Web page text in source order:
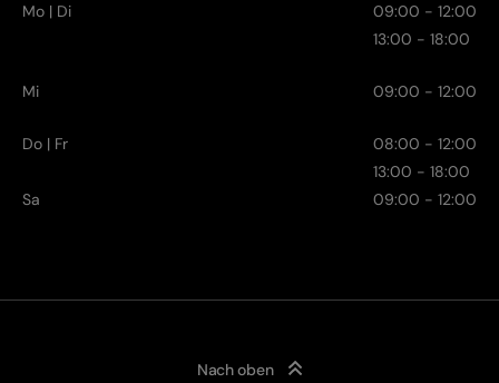
Mo | Di
09:00 - 12:00
13:00 - 18:00
Mi 09:00 - 12:00
Do | Fr
08:00 - 12:00
13:00 - 18:00
Sa
09:00 - 12:00
Nach oben